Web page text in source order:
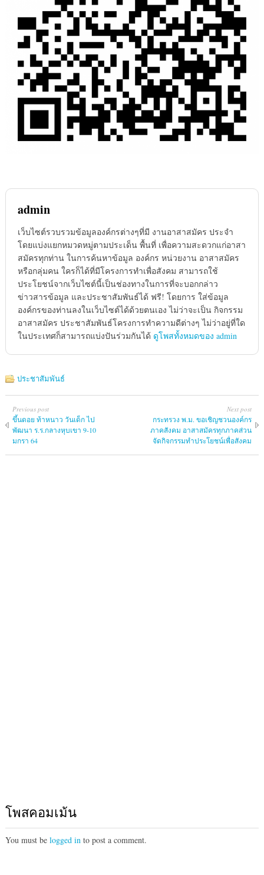
admin
เว็บไซต์รวบรวมข้อมูลองค์กรต่างๆที่มี งานอาสาสมัคร ประจำ
โดยแบ่งแยกหมวดหมู่ตามประเด็น พื้นที่ เพื่อความสะดวกแก่อาสา
สมัครทุกท่าน ในการค้นหาข้อมูล องค์กร หน่วยงาน อาสาสมัคร
หรือกลุ่มคน ใครก็ได้ที่มีโครงการทำเพื่อสังคม สามารถใช้
ประโยชน์จากเว็บไซต์นี้เป็นช่องทางในการที่จะบอกกล่าว
ข่าวสารข้อมูล และประชาสัมพันธ์ได้ ฟรี! โดยการ ใส่ข้อมูล
องค์กรของท่านลงในเว็บไซต์ได้ด้วยตนเอง ไม่ว่าจะเป็น กิจกรรม
อาสาสมัคร ประชาสัมพันธ์โครงการทำความดีต่างๆ ไม่ว่าอยู่ที่ใด
ในประเทศก็สามารถแบ่งปันร่วมกันได้ ดูโพสทั้งหมดของ admin
ประชาสัมพันธ์
Previous post
ขึ้นดอย ท้าหนาว วันเด็ก ไป
พัฒนา ร.ร.กลางหุบเขา 9-10
มกรา 64
Next post
กระทรวง พ.ม. ขอเชิญชวนองค์กร
ภาคสังคม อาสาสมัครทุกภาคส่วน
จัดกิจกรรมทำประโยชน์เพื่อสังคม
โพสคอมเม้น
You must be logged into post a comment.